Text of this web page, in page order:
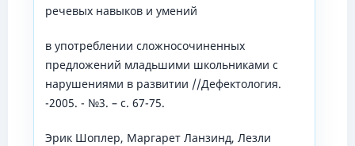
речевых навыков и умений
в употреблении сложносочиненных
предложений младьшими школьниками с
нарушениями в развитии //Дефектология.
-2005. - №3. – с. 67-75.
Эрик Шоплер, Маргарет Ланзинд, Лезли